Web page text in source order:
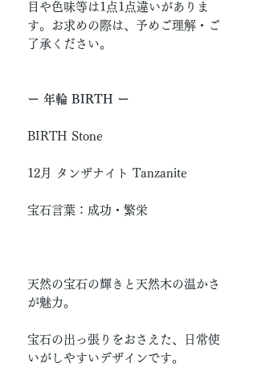
目や色味等は1点1点違いがありま
す。お求めの際は、予めご理解・ご
了承ください。
ー 年輪 BIRTH ー
BIRTH Stone
12月 タンザナイト Tanzanite
宝石言葉：成功・繁栄
天然の宝石の輝きと天然木の温かさ
が魅力。
宝石の出っ張りをおさえた、日常使
いがしやすいデザインです。